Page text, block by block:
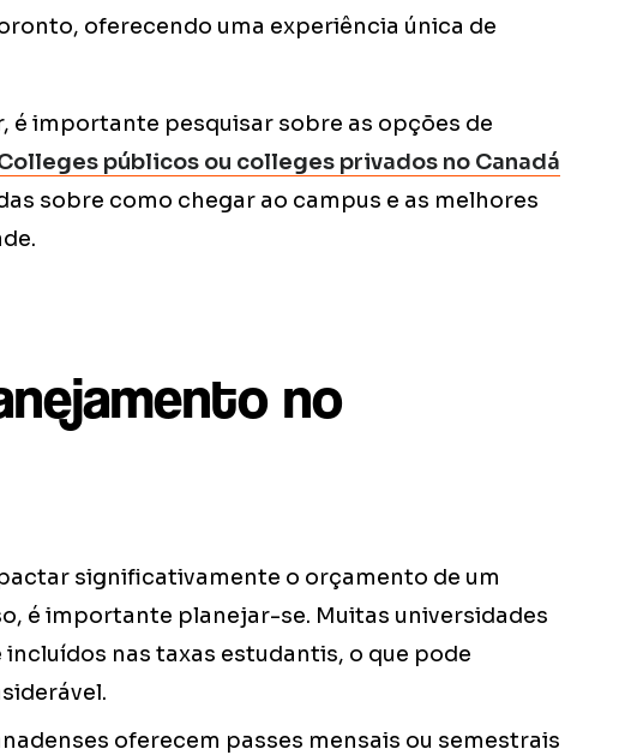
oferecendo uma experiência única de
é importante pesquisar sobre as opções de
públicos ou colleges privados no Canadá
sobre como chegar ao campus e as melhores
no
significativamente o orçamento de um
é importante planejar-se. Muitas universidades
nas taxas estudantis, o que pode
oferecem passes mensais ou semestrais